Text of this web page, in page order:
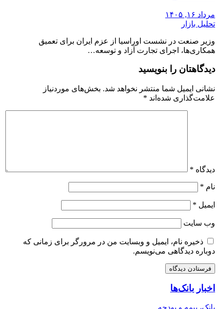
مرداد ۱۶, ۱۴۰۵
تحلیل بازار
وزیر صنعت در نشست اوراسیا از عزم ایران برای تعمیق
همکاری‌ها، اجرای تجارت آزاد و توسعه…
دیدگاهتان را بنویسید
نشانی ایمیل شما منتشر نخواهد شد. بخش‌های موردنیاز
علامت‌گذاری شده‌اند *
دیدگاه *
نام *
ایمیل *
وب‌ سایت
ذخیره نام، ایمیل و وبسایت من در مرورگر برای زمانی که
دوباره دیدگاهی می‌نویسم.
اخبار بانک‌ها